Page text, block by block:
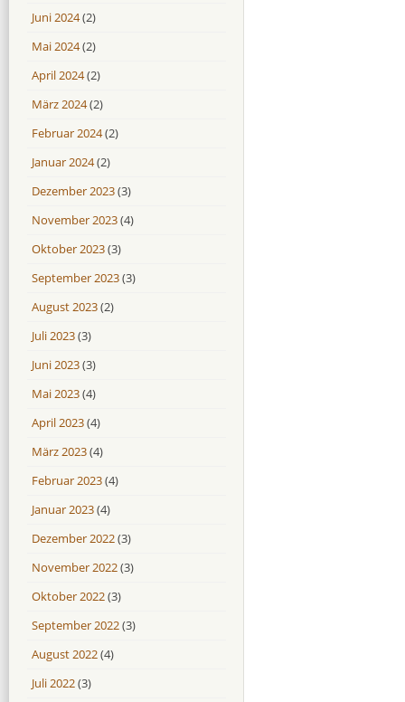
Juni 2024(2)
Mai 2024(2)
April 2024(2)
März 2024(2)
Februar 2024(2)
Januar 2024(2)
Dezember 2023(3)
November 2023(4)
Oktober 2023(3)
September 2023(3)
August 2023(2)
Juli 2023(3)
Juni 2023(3)
Mai 2023(4)
April 2023(4)
März 2023(4)
Februar 2023(4)
Januar 2023(4)
Dezember 2022(3)
November 2022(3)
Oktober 2022(3)
September 2022(3)
August 2022(4)
Juli 2022(3)